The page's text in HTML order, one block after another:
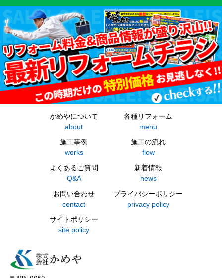
かめやについて
about
各種リフォーム
menu
施工事例
works
施工の流れ
flow
よくあるご質問
Q&A
新着情報
news
お問い合わせ
contact
プライバシーポリシー
privacy policy
サイトポリシー
site policy